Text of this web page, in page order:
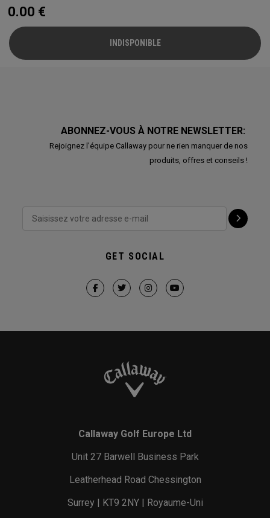
0.00 €
INDISPONIBLE
ABONNEZ-VOUS À NOTRE NEWSLETTER:
Rejoignez l'équipe Callaway pour ne rien manquer de nos
produits, offres et conseils !
GET SOCIAL
Callaway Golf Europe Ltd
Unit 27 Barwell Business Park
Leatherhead Road Chessington
Surrey | KT9 2NY | Royaume-Uni